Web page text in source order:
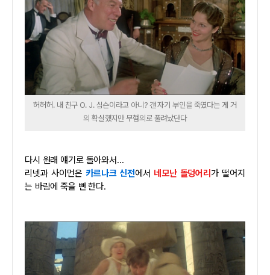
허허허. 내 친구 O. J. 심슨이라고 아니? 걘 자기 부인을 죽였다는 게 거
의 확실했지만 무혐의로 풀려났단다
다시 원래 얘기로 돌아와서...
리넷과 사이먼은 카르나크 신전에서 네모난 돌덩어리 가 떨어지
는 바람에 죽을 뻔 한다.